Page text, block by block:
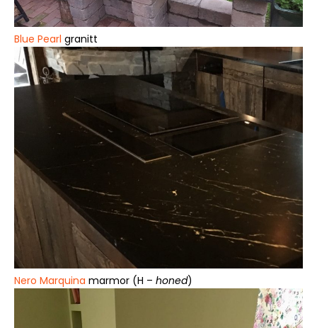
Blue Pearl granitt
Nero Marquina marmor (H – honed)